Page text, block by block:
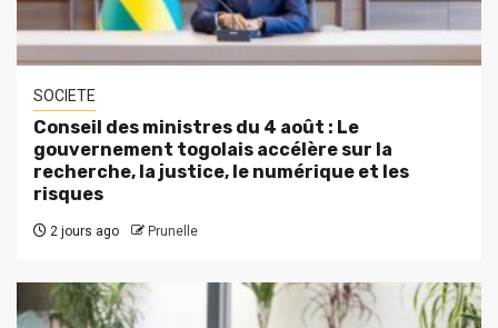
SOCIETE
Conseil des ministres du 4 août : Le
gouvernement togolais accélère sur la
recherche, la justice, le numérique et les
risques
2 jours ago Prunelle